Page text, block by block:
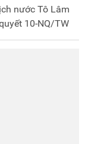
nước Tô Lâm
10-NQ/TW